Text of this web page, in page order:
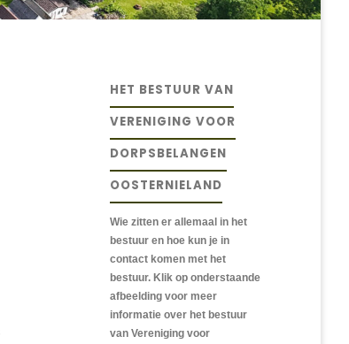
HET BESTUUR VAN
VERENIGING VOOR
DORPSBELANGEN
OOSTERNIELAND
Wie zitten er allemaal in het
bestuur en hoe kun je in
contact komen met het
bestuur. Klik op onderstaande
afbeelding voor meer
informatie over het bestuur
van Vereniging voor